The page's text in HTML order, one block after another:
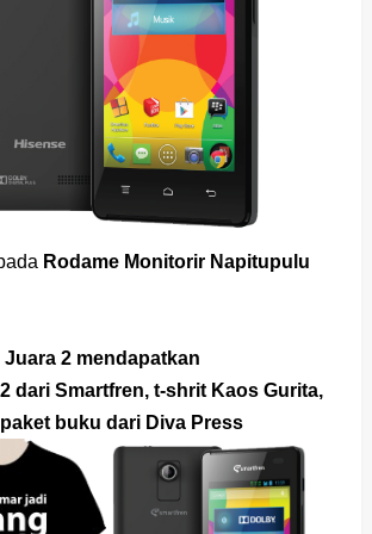
Rodame Monitorir Napitupulu
Juara 2 mendapatkan
dari Smartfren, t-shrit Kaos Gurita,
buku dari Diva Press